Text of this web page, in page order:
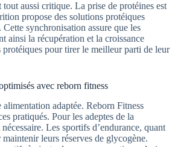
aussi critique. La prise de protéines est
propose des solutions protéiques
synchronisation assure que les
ainsi la récupération et la croissance
pour tirer le meilleur parti de leur
avec reborn fitness
adaptée. Reborn Fitness
pratiqués. Pour les adeptes de la
Les sportifs d’endurance, quant
leurs réserves de glycogène.